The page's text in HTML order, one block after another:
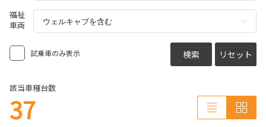
福祉
車両
試乗車のみ表示 検索 リセット
該当車種台数
37